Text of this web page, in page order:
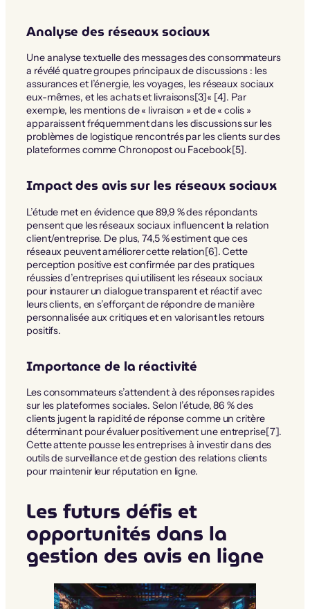
Analyse des réseaux sociaux
Une analyse textuelle des messages des consommateurs
a révélé quatre groupes principaux de discussions : les
assurances et l’énergie, les voyages, les réseaux sociaux
eux-mêmes, et les achats et livraisons[3]« [4]. Par
exemple, les mentions de « livraison » et de « colis »
apparaissent fréquemment dans les discussions sur les
problèmes de logistique rencontrés par les clients sur des
plateformes comme Chronopost ou Facebook[5].
Impact des avis sur les réseaux sociaux
L’étude met en évidence que 89,9 % des répondants
pensent que les réseaux sociaux influencent la relation
client/entreprise. De plus, 74,5 % estiment que ces
réseaux peuvent améliorer cette relation[6]. Cette
perception positive est confirmée par des pratiques
réussies d’entreprises qui utilisent les réseaux sociaux
pour instaurer un dialogue transparent et réactif avec
leurs clients, en s’efforçant de répondre de manière
personnalisée aux critiques et en valorisant les retours
positifs.
Importance de la réactivité
Les consommateurs s’attendent à des réponses rapides
sur les plateformes sociales. Selon l’étude, 86 % des
clients jugent la rapidité de réponse comme un critère
déterminant pour évaluer positivement une entreprise[7].
Cette attente pousse les entreprises à investir dans des
outils de surveillance et de gestion des relations clients
pour maintenir leur réputation en ligne.
Les futurs défis et
opportunités dans la
gestion des avis en ligne